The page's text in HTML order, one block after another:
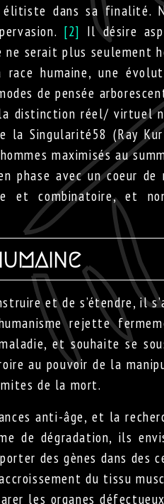
élitiste dans sa finalité.
[2] Il désire
serait plus seulement
humaine, une
de pensée
distinction réel/ virtuel
la Singularité58 (Ray
maximisés au
phase avec un coeur
et combinatoire, et
et de s’étendre, il
rejette
et souhaite se
au pouvoir de la
de la mort.
anti-âge, et la
de dégradation, ils
des gènes dans des
du tissu
les organes